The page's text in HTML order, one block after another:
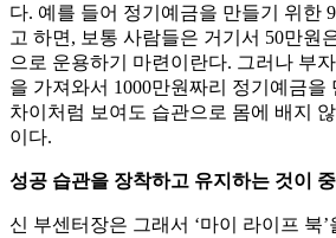
다. 예를 들어 정기예금을 만들기 위한
고 하면, 보통 사람들은 거기서 50만원
으로 운용하기 마련이란다. 그러나 부
을 가져와서 1000만원짜리 정기예금을
차이처럼 보여도 습관으로 몸에 배지
이다.
성공 습관을 장착하고 유지하는 것이
신 부센터장은 그래서 ‘마이 라이프 북